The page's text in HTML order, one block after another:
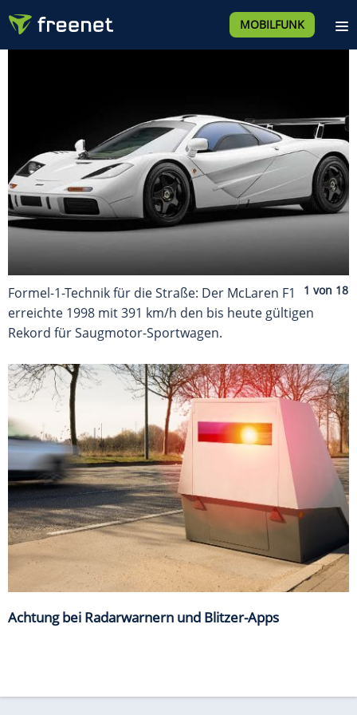
MOBILFUNK
Formel-1-Technik für die Straße: Der McLaren F1
erreichte 1998 mit 391 km/h den bis heute gültigen
Rekord für Saugmotor-Sportwagen.
Achtung bei Radarwarnern und Blitzer-Apps